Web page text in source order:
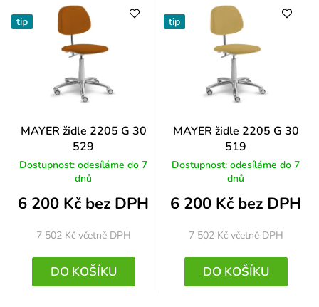
tip
MAYER židle 2205 G 30
529
Dostupnost: odesíláme do 7
dnů
6 200 Kč bez DPH
7 502 Kč včetně DPH
DO KOŠÍKU
tip
MAYER židle 2205 G 30
519
Dostupnost: odesíláme do 7
dnů
6 200 Kč bez DPH
7 502 Kč včetně DPH
DO KOŠÍKU